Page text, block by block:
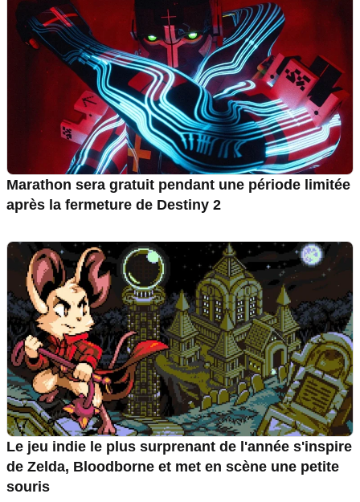
Marathon sera gratuit pendant une période limitée
après la fermeture de Destiny 2
Le jeu indie le plus surprenant de l'année s'inspire
de Zelda, Bloodborne et met en scène une petite
souris